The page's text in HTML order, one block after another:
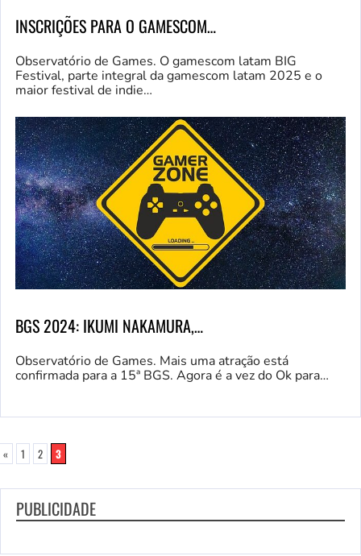
INSCRIÇÕES PARA O GAMESCOM…
Observatório de Games. O gamescom latam BIG
Festival, parte integral da gamescom latam 2025 e o
maior festival de indie…
BGS 2024: IKUMI NAKAMURA,…
Observatório de Games. Mais uma atração está
confirmada para a 15ª BGS. Agora é a vez do Ok para…
« 1 2 3
PUBLICIDADE